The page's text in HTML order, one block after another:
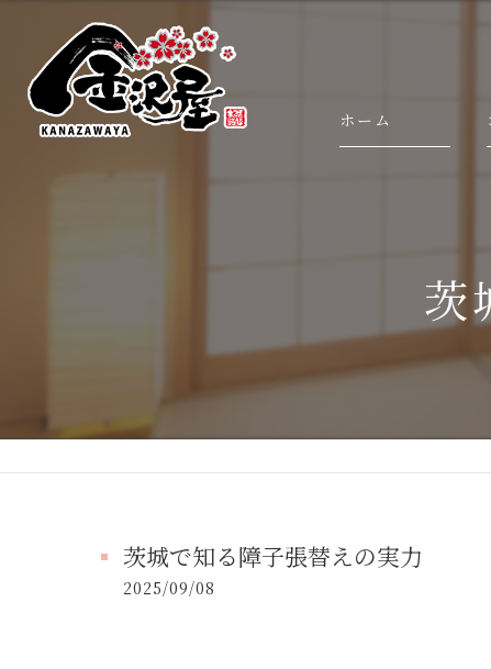
ホーム
茨
茨城で知る障子張替えの実力
2025/09/08